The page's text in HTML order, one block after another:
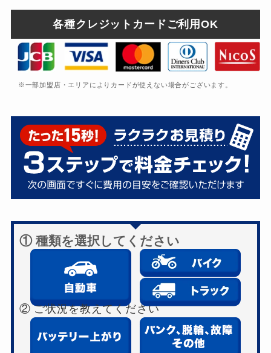
各種クレジットカードご利用OK
※一部加盟店・エリアによりカードが使えない場合がございます。
① 種類を選択してください
② ご状況を教えてください